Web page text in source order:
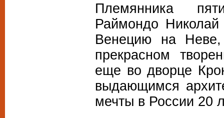
Племянника
Раймондо
Венецию на
прекрасном
еще во дворце
выдающимся
мечты в России 20